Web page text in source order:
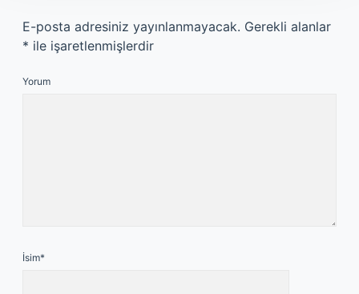
E-posta adresiniz yayınlanmayacak. Gerekli alanlar
* ile işaretlenmişlerdir
Yorum
İsim*